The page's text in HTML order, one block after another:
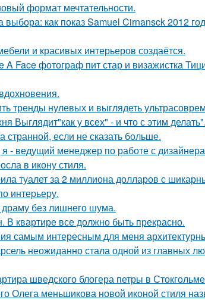
формат мечтательности.
выбора: как показ Samuel Cirnansck 2012
и красивых интерьеров создаётся.
A Face фотограф пит стар и визажистка
тренды нулевых и выглядеть
Выглядит"как у всех" - и что с этим
если не сказать больше.
я - ведущий менеджер по работе с
в икону стиля.
туалет за 2 миллиона долларов с
интеpьеpу.
без лишнего шума.
В квартире все должно быть прекрасно.
самым интересным для меня
неожиданно стала одной из главных
шведского блогера петры в
Олега меньшикова новой иконой стиля